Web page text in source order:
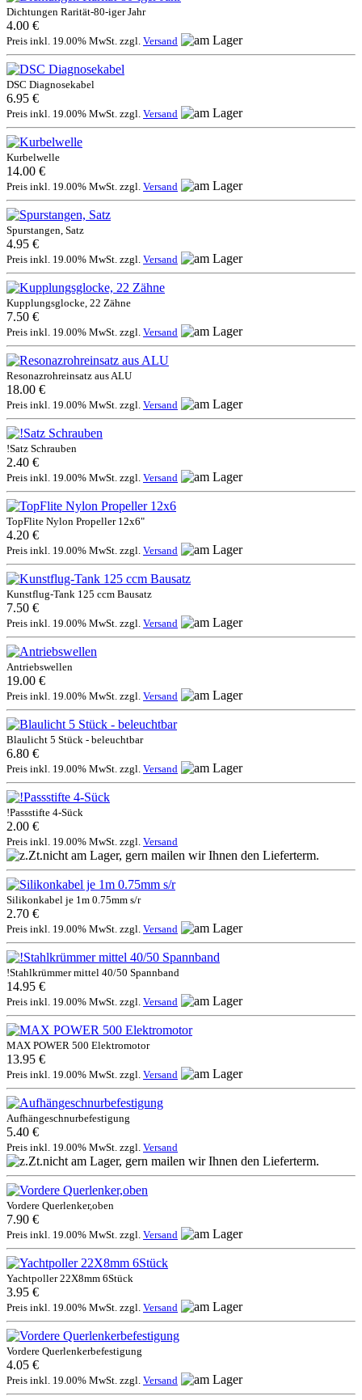
Dichtungen Rarität-80-iger Jahr
4.00 €
Preis inkl. 19.00% MwSt. zzgl. Versand
DSC Diagnosekabel
6.95 €
Preis inkl. 19.00% MwSt. zzgl. Versand
Kurbelwelle
14.00 €
Preis inkl. 19.00% MwSt. zzgl. Versand
Spurstangen, Satz
4.95 €
Preis inkl. 19.00% MwSt. zzgl. Versand
Kupplungsglocke, 22 Zähne
7.50 €
Preis inkl. 19.00% MwSt. zzgl. Versand
Resonazrohreinsatz aus ALU
18.00 €
Preis inkl. 19.00% MwSt. zzgl. Versand
!Satz Schrauben
2.40 €
Preis inkl. 19.00% MwSt. zzgl. Versand
TopFlite Nylon Propeller 12x6"
4.20 €
Preis inkl. 19.00% MwSt. zzgl. Versand
Kunstflug-Tank 125 ccm Bausatz
7.50 €
Preis inkl. 19.00% MwSt. zzgl. Versand
Antriebswellen
19.00 €
Preis inkl. 19.00% MwSt. zzgl. Versand
Blaulicht 5 Stück - beleuchtbar
6.80 €
Preis inkl. 19.00% MwSt. zzgl. Versand
!Passstifte 4-Sück
2.00 €
Preis inkl. 19.00% MwSt. zzgl. Versand
Silikonkabel je 1m 0.75mm s/r
2.70 €
Preis inkl. 19.00% MwSt. zzgl. Versand
!Stahlkrümmer mittel 40/50 Spannband
14.95 €
Preis inkl. 19.00% MwSt. zzgl. Versand
MAX POWER 500 Elektromotor
13.95 €
Preis inkl. 19.00% MwSt. zzgl. Versand
Aufhängeschnurbefestigung
5.40 €
Preis inkl. 19.00% MwSt. zzgl. Versand
Vordere Querlenker,oben
7.90 €
Preis inkl. 19.00% MwSt. zzgl. Versand
Yachtpoller 22X8mm 6Stück
3.95 €
Preis inkl. 19.00% MwSt. zzgl. Versand
Vordere Querlenkerbefestigung
4.05 €
Preis inkl. 19.00% MwSt. zzgl. Versand